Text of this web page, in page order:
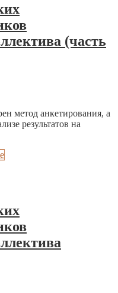
(часть
метод анкетирования, а
результатов на